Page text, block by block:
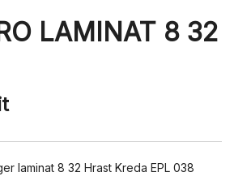
LAMINAT 8 32
laminat 8 32 Hrast Kreda EPL 038